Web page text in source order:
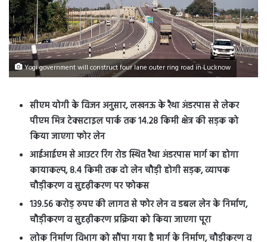
Yogi government will construct four lane outer ring road in Lucknow
सीएम योगी के विजन अनुसार, लखनऊ के रैथा अंडरपास से लेकर
पीएम मित्र टेक्सटाइल पार्क तक 14.28 किमी क्षेत्र की सड़क को
किया जाएगा फोर लेन
आईआईएम से आउटर रिंग रोड स्थित रैथा अंडरपास मार्ग का होगा
कायाकल्प, 8.4 किमी तक दो लेन चौड़ी होगी सड़क, व्यापक
चौड़ीकरण व सुदृढ़ीकरण पर फोकस
139.56 करोड़ रुपए की लागत से फोर लेन व डबल लेन के निर्माण,
चौड़ीकरण व सुदृढ़ीकरण प्रक्रिया को किया जाएगा पूरा
लोक निर्माण विभाग को सौंपा गया है मार्ग के निर्माण, चौड़ीकरण व